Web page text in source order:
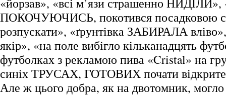
ПОКОЧУЮЧИСЬ, покотився посадковою
розпускати», «ґрунтівка ЗАБИРАЛА
якір», «на поле вибігло кільканадцять
футболках з рекламою пива «Cristal» на
синіх ТРУСАХ, ГОТОВИХ почати
Але ж цього добра, як на двотомник,